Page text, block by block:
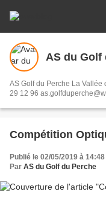
AS du Golf
AS Golf du Perche La
29 12 96
Compétition
Publié le 02/05/2019 à 14:48
Par AS du Golf du Perche